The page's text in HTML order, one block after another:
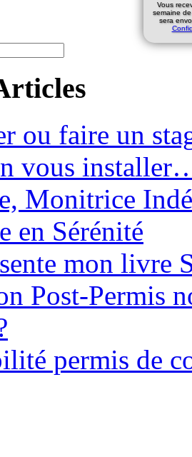
Vous
semaine
sera
ou faire un
vous
Monitrice
en Sérénité
mon livre
Post-Permis
permis de